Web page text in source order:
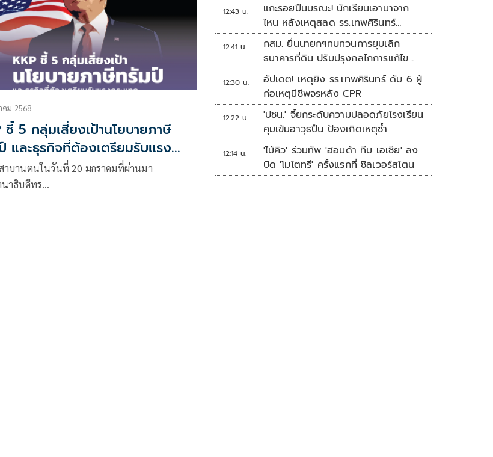
คม 2568
ชี้ 5 กลุ่มเสี่ยงเป้านโยบายภาษี
และธุรกิจที่ต้องเตรียมรับแรง
ทก
าบานตนในวันที่ 20 มกราคมที่ผ่านมา
นาธิบดีทร…
12:43 น.
แกะรอยปืนมรณะ! นักเรียนเอามาจาก
ไหน หลังเหตุสลด รร.เทพศิรินทร์
นนทบุรี
12:41 น.
กสม. ยื่นนายกฯทบทวนการยุบเลิก
ธนาคารที่ดิน ปรับปรุงกลไกการแก้ไข
ปัญหาความเหลื่อมล้ำ
12:30 น.
อัปเดต! เหตุยิง รร.เทพศิรินทร์ ดับ 6 ผู้
ก่อเหตุมีชีพจรหลัง CPR
12:22 น.
'ปชน.' จี้ยกระดับความปลอดภัยโรงเรียน
คุมเข้มอาวุธปืน ป้องเกิดเหตุซ้ำ
12:14 น.
'ไม้คิว' ร่วมทัพ 'ฮอนด้า ทีม เอเชีย' ลง
บิด 'โมโตทรี' ครั้งแรกที่ ซิลเวอร์สโตน